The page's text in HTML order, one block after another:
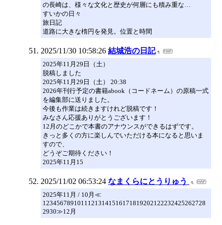
の長崎は、様々な文化と歴史が何層にも積み重な…
すいかの日々
旅日記
道路に大きな楕円を発見。位置と時間
2025/11/30 10:58:26 結城浩の日記
2025年11月29日（土）
脱稿しました
2025年11月29日（土） 20:38
2026年刊行予定の書籍abook（コードネーム）の原稿一式
を編集部に送りました。
今後も作業は続きますけれど脱稿です！
みなさん応援ありがとうございます！
12月のどこかで本書のアナウンスができるはずです。
きっと多くの方に楽しんでいただける本になると思いま
すので、
どうぞご期待ください！
2025年11月15
2025/11/02 06:53:24 なまくらにとうりゅう
2025年11月 / 10月≪
12345678910111213141516171819202122232425262728
2930≫12月